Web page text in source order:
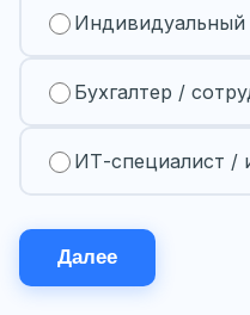
Индивидуальный
Бухгалтер /
ИТ-специалист /
Далее